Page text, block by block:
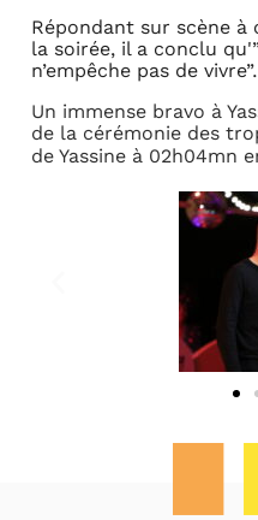
Répondant sur scène
la soirée, il a conclu
n’empêche pas de
Un immense bravo à
de la cérémonie des
de Yassine à 02h04mn